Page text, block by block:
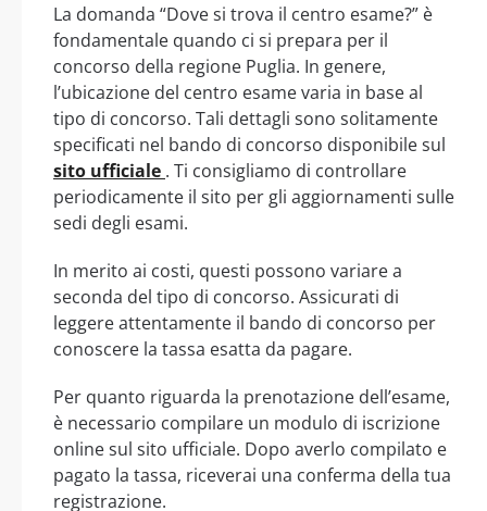
La domanda “Dove si trova il centro esame?” è
fondamentale quando ci si prepara per il
concorso della regione Puglia. In genere,
l’ubicazione del centro esame varia in base al
tipo di concorso. Tali dettagli sono solitamente
specificati nel bando di concorso disponibile sul
sito ufficiale . Ti consigliamo di controllare
periodicamente il sito per gli aggiornamenti sulle
sedi degli esami.
In merito ai costi, questi possono variare a
seconda del tipo di concorso. Assicurati di
leggere attentamente il bando di concorso per
conoscere la tassa esatta da pagare.
Per quanto riguarda la prenotazione dell’esame,
è necessario compilare un modulo di iscrizione
online sul sito ufficiale. Dopo averlo compilato e
pagato la tassa, riceverai una conferma della tua
registrazione.